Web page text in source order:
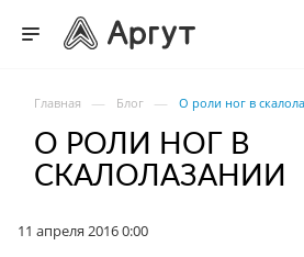
Главная — Блог — О роли ног в
О РОЛИ НОГ В
СКАЛОЛАЗАНИИ
11 апреля 2016 0:00